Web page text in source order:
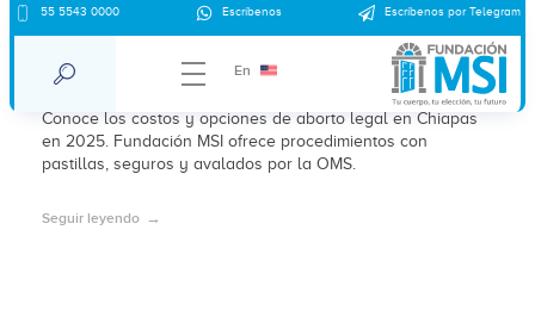
55 5543 0000 Escríbenos Escríbenos por Telegram
En
¿Cuánto cuesta un aborto en Chiapas en
2025?
Conoce los costos y opciones de aborto legal en Chiapas
en 2025. Fundación MSI ofrece procedimientos con
pastillas, seguros y avalados por la OMS.
Seguir leyendo